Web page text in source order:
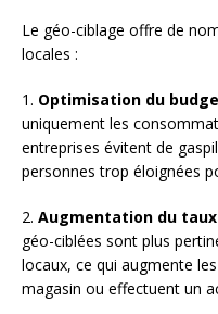
Le géo-ciblage offre de
locales :
1. Optimisation du
uniquement les
entreprises évitent de
personnes trop éloignées
2. Augmentation du
géo-ciblées sont plus
locaux, ce qui augmente
magasin ou effectuent un